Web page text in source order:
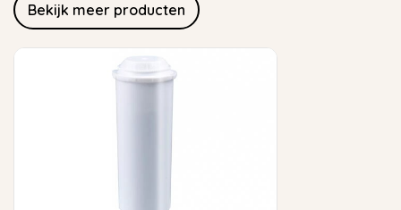
Bekijk meer producten